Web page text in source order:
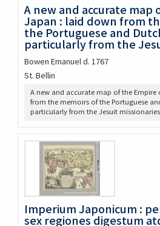
Orbis veteribus noti tabula nova :
Carte de l'Asie : selon les auteurs
remarques historiques sur les
arrivez
A new map of India & China : from
A new map of Asia from the latest
humbly inscribed to the Right
Asia : corrected from the
the Royal Society at London and
des sciences et quelques autres, et
plus recens
Royaume de Corée
Asia antiqua cum finitimis Africæ et
Imperium Japonicum : per
descriptum
A new and accurate map of the
A new and accurate map
Japan : laid down from
the Portuguese and
particularly from the
Bowen Emanuel d. 1767
St. Bellin
A new and accurate map of the
from the memoirs of the Portuguese
particularly from the Jesuit missionaries
Imperium Japonicum :
sex regiones digestum